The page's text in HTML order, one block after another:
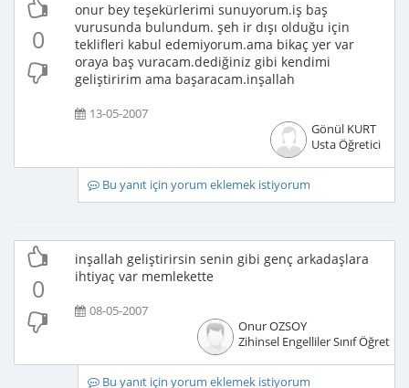
0
onur bey teşekürlerimi sunuyorum.iş baş
vurusunda bulundum. şeh ir dışı olduğu için
teklifleri kabul edemiyorum.ama bikaç yer var
oraya baş vuracam.dediğiniz gibi kendimi
geliştiririm ama başaracam.inşallah
13-05-2007
Gönül KURT
Usta Öğretici
Bu yanıt için yorum eklemek istiyorum
0
inşallah geliştirirsin senin gibi genç arkadaşlara
ihtiyaç var memlekette
08-05-2007
Onur OZSOY
Zihinsel Engelliler Sınıf
Bu yanıt için yorum eklemek istiyorum